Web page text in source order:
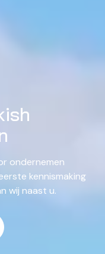
ondernemen
kennismaking
wij naast u.